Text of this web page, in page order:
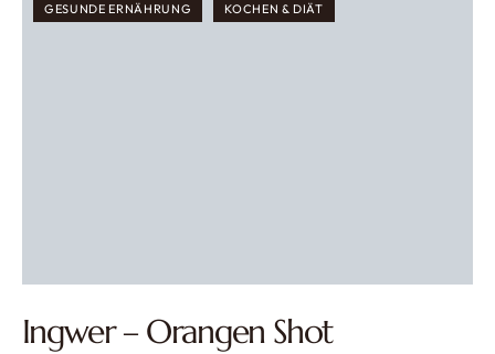
GESUNDE ERNÄHRUNG KOCHEN & DIÄT
Ingwer – Orangen Shot